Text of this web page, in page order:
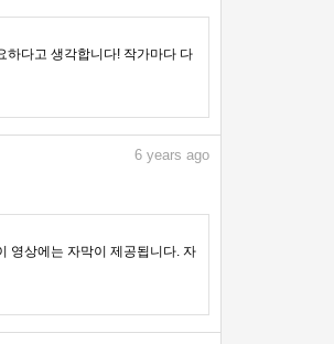
하다고 생각합니다! 작가마다 다
6 years ago
영상에는 자막이 제공됩니다. 자